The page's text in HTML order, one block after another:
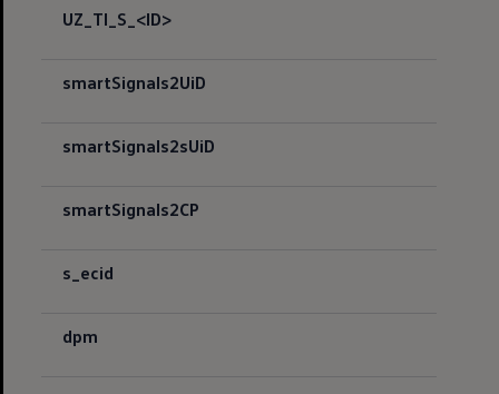
UZ_TI_S_<ID>
smartSignals2UiD
smartSignals2sUiD
smartSignals2CP
s_ecid
dpm